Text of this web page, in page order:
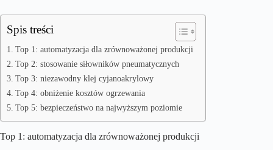
Spis treści
Top 1: automatyzacja dla zrównoważonej produkcji
Top 2: stosowanie siłowników pneumatycznych
Top 3: niezawodny klej cyjanoakrylowy
Top 4: obniżenie kosztów ogrzewania
Top 5: bezpieczeństwo na najwyższym poziomie
Top 1: automatyzacja dla zrównoważonej produkcji